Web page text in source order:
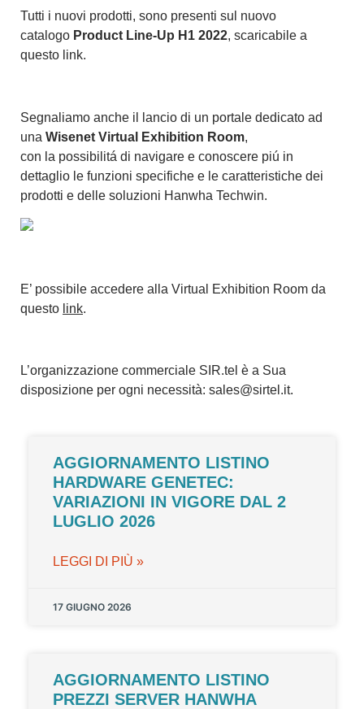
Tutti i nuovi prodotti, sono presenti sul nuovo
catalogo Product Line-Up H1 2022, scaricabile a
questo link.
Segnaliamo anche il lancio di un portale dedicato ad
una Wisenet Virtual Exhibition Room,
con la possibilitá di navigare e conoscere piú in
dettaglio le funzioni specifiche e le caratteristiche dei
prodotti e delle soluzioni Hanwha Techwin.
E’ possibile accedere alla Virtual Exhibition Room da
questo link.
L’organizzazione commerciale SIR.tel è a Sua
disposizione per ogni necessità: sales@sirtel.it.
AGGIORNAMENTO LISTINO
HARDWARE GENETEC:
VARIAZIONI IN VIGORE DAL 2
LUGLIO 2026
LEGGI DI PIÙ »
17 GIUGNO 2026
AGGIORNAMENTO LISTINO
PREZZI SERVER HANWHA